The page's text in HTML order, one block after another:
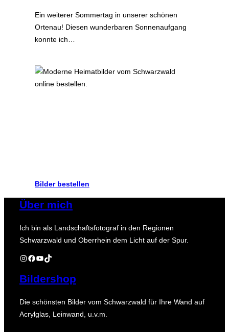
Ein weiterer Sommertag in unserer schönen
Ortenau! Diesen wunderbaren Sonnenaufgang
konnte ich…
Bilder bestellen
Über mich
Ich bin als Landschaftsfotograf in den Regionen
Schwarzwald und Oberrhein dem Licht auf der Spur.
Instagram
Facebook
YouTube
TikTok
Bildershop
Die schönsten Bilder vom Schwarzwald für Ihre Wand auf
Acrylglas, Leinwand, u.v.m.